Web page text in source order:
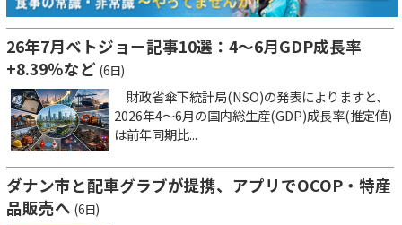
26年7月ベトジョー記事10選：4～6月GDP成長率
+8.39％など (6日)
財政省傘下統計局(NSO)の発表によりますと、
2026年4～6月の国内総生産(GDP)成長率(推定値)
は前年同期比...
ダナン市と配車グラブが提携、アプリでOCOP・特産
品販売へ (6日)